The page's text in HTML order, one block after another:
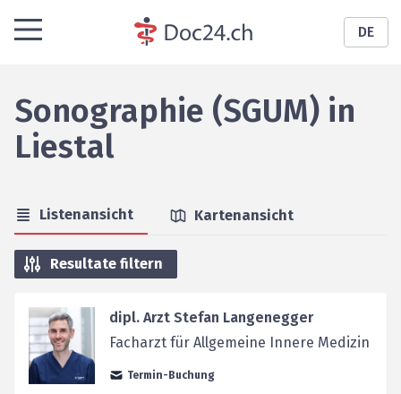
DE
Sonographie (SGUM) in
Liestal
Listenansicht Kartenansicht
Resultate filtern
dipl. Arzt Stefan Langenegger
Facharzt für Allgemeine Innere Medizin
Termin-Buchung